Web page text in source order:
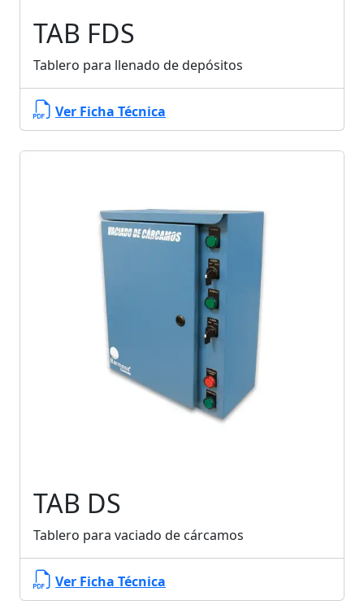
TAB FDS
Tablero para llenado de depósitos
Ver Ficha Técnica
TAB DS
Tablero para vaciado de cárcamos
Ver Ficha Técnica